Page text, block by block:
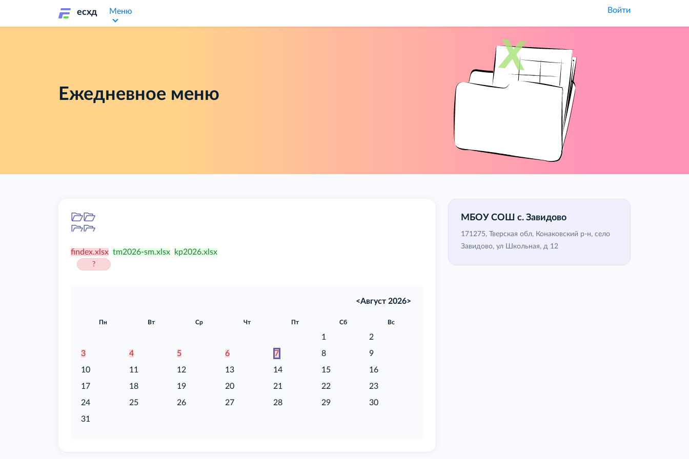
есхд Меню Войти
Ежедневное меню
findex.xlsx
?
tm2026-sm.xlsx kp2026.xlsx
<Август 2026>
Пн Вт Ср Чт Пт Сб Вс
1
2
3
4 5 6 7 8
9
10
11 12 13 14 15
16
17
18 19 20 21 22
23
24
25 26 27 28 29
30
31
МБОУ СОШ с. Завидово
171275, Тверская обл, Конаковский р-н, село
Завидово, ул Школьная, д 12